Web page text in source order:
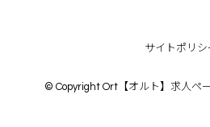
サイトポリシ
© Copyright Ort【オルト】求人ペ